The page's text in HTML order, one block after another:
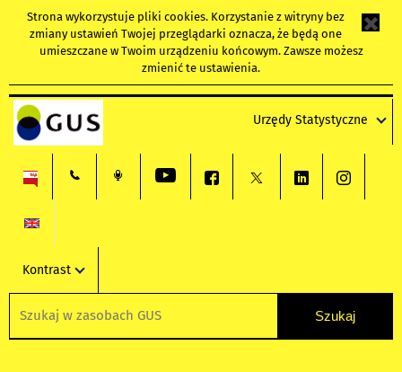
Strona wykorzystuje pliki cookies. Korzystanie z witryny bez
zmiany ustawień Twojej przeglądarki oznacza, że będą one
umieszczane w Twoim urządzeniu końcowym. Zawsze możesz
zmienić te ustawienia.
Urzędy Statystyczne
Kontrast